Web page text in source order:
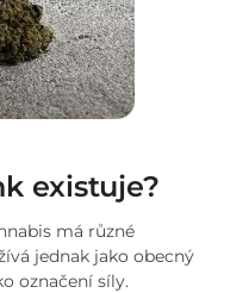
existuje?
má různé
jednak jako obecný
označení síly.